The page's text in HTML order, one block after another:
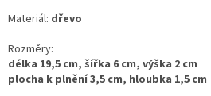
Materiál: dřevo
Rozměry:
délka 19,5 cm, šířka 6 cm, výška 2 cm
plocha k plnění 3,5 cm, hloubka 1,5 cm